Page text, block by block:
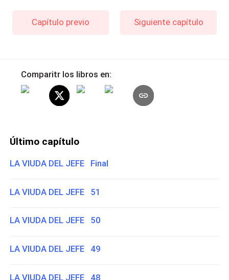
Capítulo previo Siguiente capítulo
Comparitr los libros en:
Último capítulo
LA VIUDA DEL JEFE Final
LA VIUDA DEL JEFE 51
LA VIUDA DEL JEFE 50
LA VIUDA DEL JEFE 49
LA VIUDA DEL JEFE 48